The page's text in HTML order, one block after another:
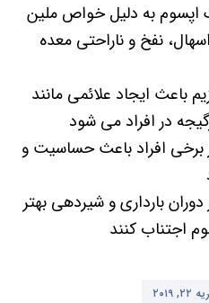
اپسوم به دلیل خواص ملین
نفخ و ناراحتی معده
باعث ایجاد علائمی مانند
در افراد می شود
برخی افراد باعث حساسیت و
بارداری و شیردهی بهتر
اجتناب کنند
۲۰۱۹